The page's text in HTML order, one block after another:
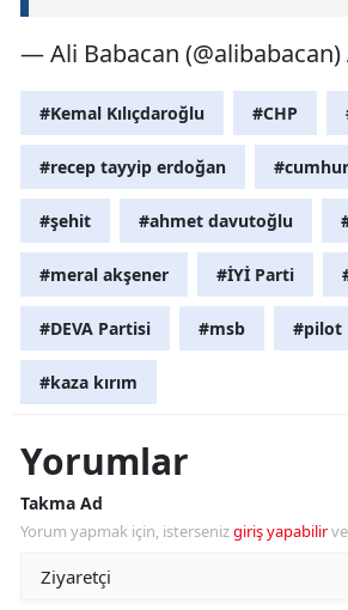
— Ali Babacan (@alibabacan)
#Kemal Kılıçdaroğlu #CHP
#recep tayyip erdoğan
#şehit #ahmet davutoğlu
#meral akşener #İYİ Parti
#DEVA Partisi #msb #pilot
#kaza kırım
Yorumlar
Takma Ad
Yorum yapmak için, istersenizgiriş yapabilir